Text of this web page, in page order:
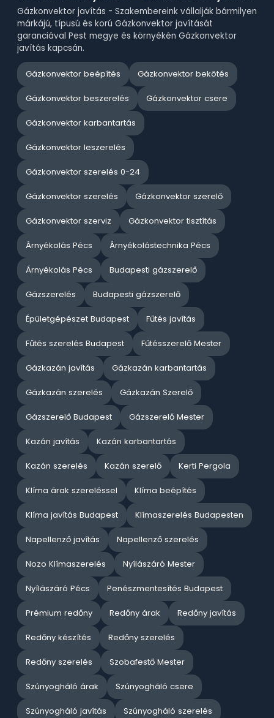
Gázkonvektor javítás - Szakembereink vállalják bármilyen
márkájú, típusú és korú Gázkonvektor javítását
garanciával Pest megye és környékén Gázkonvektor
javítás kapcsán.
Gázkonvektor beépítés Gázkonvektor bekötés
Gázkonvektor beszerelés Gázkonvektor csere
Gázkonvektor karbantartás
Gázkonvektor leszerelés
Gázkonvektor szerelés 0-24
Gázkonvektor szerelés Gázkonvektor szerelő
Gázkonvektor szerviz Gázkonvektor tisztítás
Árnyékolás Pécs Árnyékolástechnika Pécs
Árnyékolás Pécs Budapesti gázszerelő
Gázszerelés Budapesti gázszerelő
Épületgépészet Budapest Fűtés javítás
Fűtés szerelés Budapest Fűtésszerelő Mester
Gázkazán javítás Gázkazán karbantartás
Gázkazán szerelés Gázkazán Szerelő
Gázszerelő Budapest Gázszerelő Mester
Kazán javítás Kazán karbantartás
Kazán szerelés Kazán szerelő Kerti Pergola
Klíma árak szereléssel Klíma beépítés
Klíma javítás Budapest Klímaszerelés Budapesten
Napellenző javítás Napellenző szerelés
Nozo Klímaszerelés Nyílászáró Mester
Nyílászáró Pécs Penészmentesítés Budapest
Prémium redőny Redőny árak Redőny javítás
Redőny készítés Redőny szerelés
Redőny szerelés Szobafestő Mester
Szúnyogháló árak Szúnyogháló csere
Szúnyogháló javítás Szúnyogháló szerelés